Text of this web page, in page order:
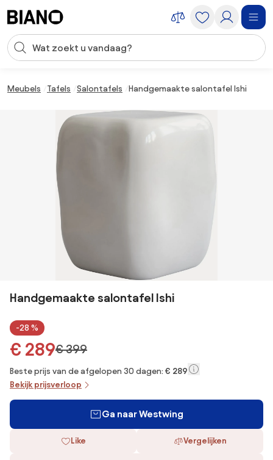
Zoekopdracht invoeren
Meubels Tafels Salontafels Handgemaakte salontafel Ishi
Handgemaakte salontafel Ishi
-28 %
€ 289€ 399
Beste prijs van de afgelopen 30 dagen: € 289
Bekijk prijsverloop
Ga naar Westwing
Like Vergelijken